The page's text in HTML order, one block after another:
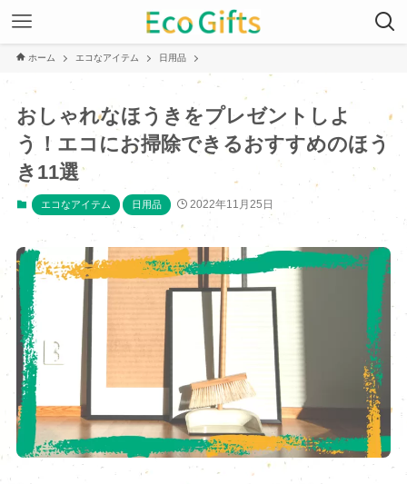
ホーム エコなアイテム 日用品
おしゃれなほうきをプレゼントしよ
う！エコにお掃除できるおすすめのほう
き11選
エコなアイテム 日用品 2022年11月25日